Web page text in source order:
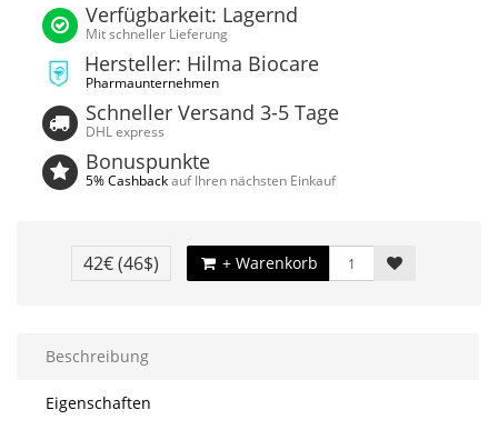
Verfügbarkeit: Lagernd
Mit schneller Lieferung
Hersteller: Hilma Biocare
Pharmaunternehmen
Schneller Versand 3-5 Tage
DHL express
Bonuspunkte
5% Cashbackauf Ihren nächsten Einkauf
42€(46$) + Warenkorb
Beschreibung
Eigenschaften